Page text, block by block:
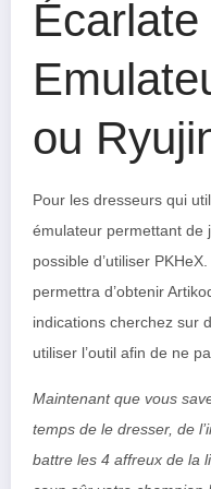
Écarlate
ou
Pour les dresseurs qui
émulateur permettant de
possible d’utiliser
permettra d’obtenir
indications cherchez sur
utiliser l’outil afin de ne
Maintenant que vous
temps de le dresser, de
battre les 4 affreux de la